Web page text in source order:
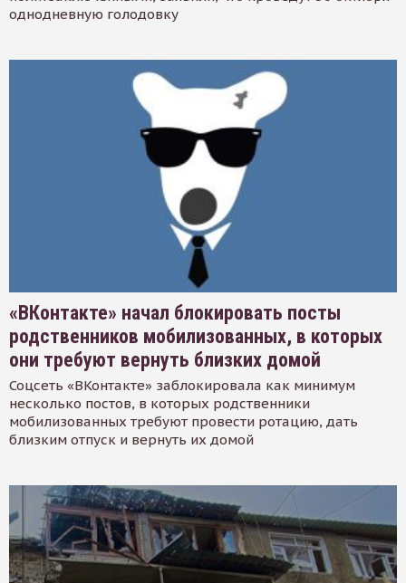
однодневную голодовку
«ВКонтакте» начал блокировать посты
родственников мобилизованных, в которых
они требуют вернуть близких домой
Соцсеть «ВКонтакте» заблокировала как минимум
несколько постов, в которых родственники
мобилизованных требуют провести ротацию, дать
близким отпуск и вернуть их домой